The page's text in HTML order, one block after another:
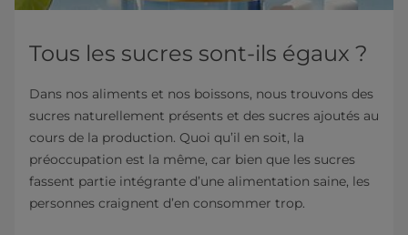
Tous les sucres sont-ils égaux ?
Dans nos aliments et nos boissons, nous trouvons des
sucres naturellement présents et des sucres ajoutés au
cours de la production. Quoi qu’il en soit, la
préoccupation est la même, car bien que les sucres
fassent partie intégrante d’une alimentation saine, les
personnes craignent d’en consommer trop.